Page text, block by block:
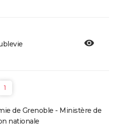
1
de Grenoble - Ministère de
nationale